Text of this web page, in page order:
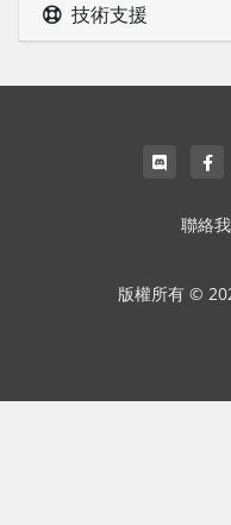
技術支援
聯絡
版權所有 ©